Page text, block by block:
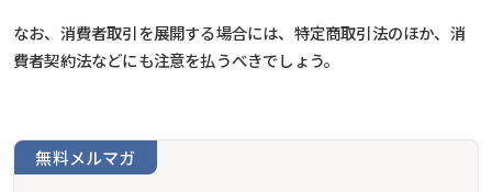
なお、消費者取引を展開する場合には、特定商取引法のほか、消
費者契約法などにも注意を払うべきでしょう。
無料メルマガ